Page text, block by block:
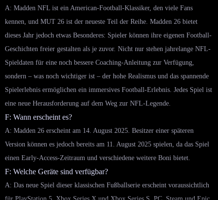
A: Madden NFL ist ein American-Football-Klassiker, den viele Fans
kennen, und MUT 26 ist der neueste Teil der Reihe. Madden 26 bietet
dieses Jahr jedoch etwas Besonderes: Spieler können ihre eigenen Football-
Geschichten freier gestalten als je zuvor. Nicht nur stehen jahrelange NFL-
Spieldaten für eine noch bessere Coaching-Anleitung zur Verfügung,
sondern – was noch wichtiger ist – der hohe Realismus und das spannende
Spielerlebnis ermöglichen ein immersives Football-Erlebnis. Jedes Spiel ist
eine neue Herausforderung auf dem Weg zur NFL-Legende.
F: Wann erscheint es?
A: Madden 26 erscheint am 14. August 2025. Besitzer einer späteren
Version können es jedoch bereits am 11. August 2025 spielen, da das Spiel
einen Early-Access-Zeitraum und verschiedene weitere Boni bietet.
F: Welche Geräte sind verfügbar?
A: Das neue Spiel dieser klassischen Fußballserie erscheint voraussichtlich